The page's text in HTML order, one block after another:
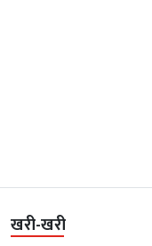
खरी-खरी